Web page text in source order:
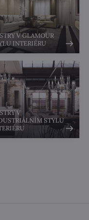
V GLAMOUR
INTERIÉRU
V
STYLU